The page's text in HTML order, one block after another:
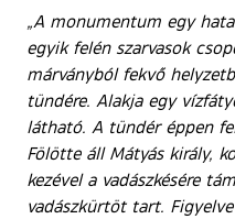
„A monumentum egy
egyik felén szarvasok
márványból fekvő
tündére. Alakja egy
látható. A tündér éppen
Fölötte áll Mátyás király,
kezével a vadászkésére
vadászkürtöt tart.